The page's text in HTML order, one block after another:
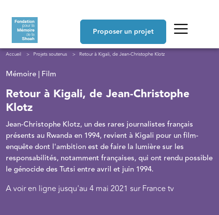
Proposer un projet
Fil d'Ariane
Accueil Projets soutenus Retour à Kigali, de Jean-Christophe Klotz
Mémoire | Film
Retour à Kigali, de Jean-Christophe
Klotz
Jean-Christophe Klotz, un des rares journalistes français
présents au Rwanda en 1994, revient à Kigali pour un film-
enquête dont l'ambition est de faire la lumière sur les
responsabilités, notamment françaises, qui ont rendu possible
le génocide des Tutsi entre avril et juin 1994.
A voir en ligne jusqu'au 4 mai 2021 sur France tv